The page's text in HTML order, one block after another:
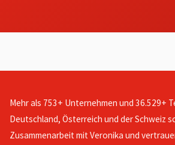
Mehr als 753+ Unternehmen und 36.529+
Deutschland, Österreich und der Schweiz
Zusammenarbeit mit Veronika und